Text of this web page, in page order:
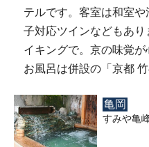
テルです。客室は和室
子対応ツインなどもあ
イキングで。京の味覚が
お風呂は併設の「京都
亀岡
すみや亀